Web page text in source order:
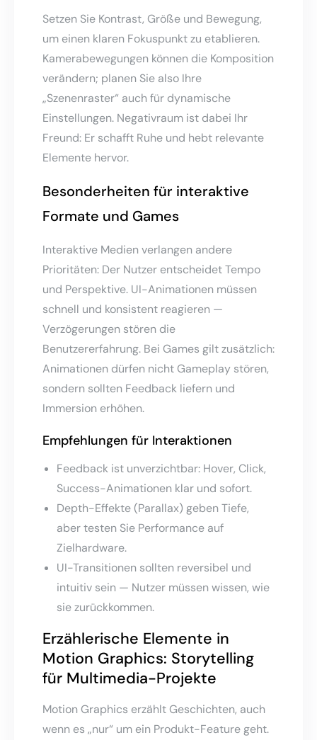
Setzen Sie Kontrast, Größe und Bewegung,
um einen klaren Fokuspunkt zu etablieren.
Kamerabewegungen können die Komposition
verändern; planen Sie also Ihre
„Szenenraster“ auch für dynamische
Einstellungen. Negativraum ist dabei Ihr
Freund: Er schafft Ruhe und hebt relevante
Elemente hervor.
Besonderheiten für interaktive
Formate und Games
Interaktive Medien verlangen andere
Prioritäten: Der Nutzer entscheidet Tempo
und Perspektive. UI-Animationen müssen
schnell und konsistent reagieren —
Verzögerungen stören die
Benutzererfahrung. Bei Games gilt zusätzlich:
Animationen dürfen nicht Gameplay stören,
sondern sollten Feedback liefern und
Immersion erhöhen.
Empfehlungen für Interaktionen
Feedback ist unverzichtbar: Hover, Click,
Success-Animationen klar und sofort.
Depth-Effekte (Parallax) geben Tiefe,
aber testen Sie Performance auf
Zielhardware.
UI-Transitionen sollten reversibel und
intuitiv sein — Nutzer müssen wissen, wie
sie zurückkommen.
Erzählerische Elemente in
Motion Graphics: Storytelling
für Multimedia-Projekte
Motion Graphics erzählt Geschichten, auch
wenn es „nur“ um ein Produkt-Feature geht.